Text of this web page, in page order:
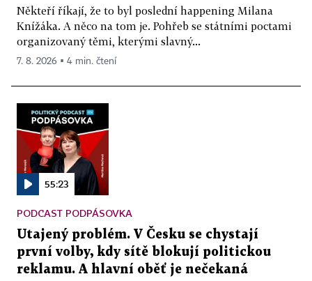
Někteří říkají, že to byl poslední happening Milana
Knížáka. A něco na tom je. Pohřeb se státními poctami
organizovaný těmi, kterými slavný...
7. 8. 2026 ▪ 4 min. čtení
55:23
PODCAST PODPÁSOVKA
Utajený problém. V Česku se chystají
první volby, kdy sítě blokují politickou
reklamu. A hlavní oběť je nečekaná